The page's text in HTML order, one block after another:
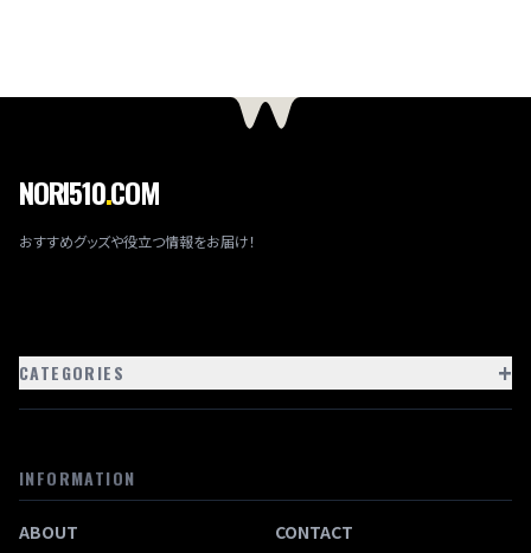
NORI510.COM
おすすめグッズや役立つ情報をお届け！
CATEGORIES +
INFORMATION
ABOUT
CONTACT